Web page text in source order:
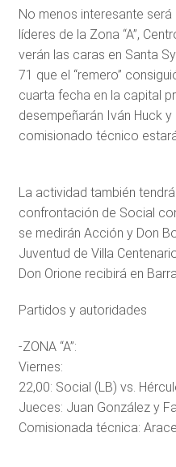
No menos interesante
líderes de la Zona “A”,
verán las caras en Santa
71 que el “remero”
cuarta fecha en la capital
desempeñarán Iván Huck
comisionado técnico
La actividad también
confrontación de Social
se medirán Acción y Don
Juventud de Villa
Don Orione recibirá en
Partidos y autoridades
-ZONA “A”:
Viernes:
22,00: Social (LB) vs.
Jueces: Juan González y
Comisionada técnica: